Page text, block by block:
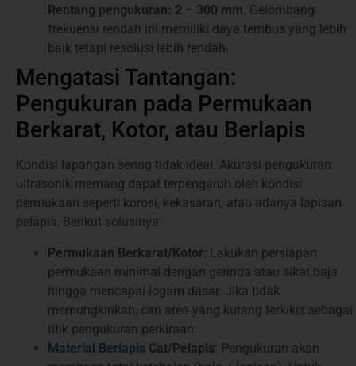
Rentang pengukuran: 2 – 300 mm. Gelombang
frekuensi rendah ini memiliki daya tembus yang lebih
baik tetapi resolusi lebih rendah.
Mengatasi Tantangan:
Pengukuran pada Permukaan
Berkarat, Kotor, atau Berlapis
Kondisi lapangan sering tidak ideal. Akurasi pengukuran
ultrasonik memang dapat terpengaruh oleh kondisi
permukaan seperti korosi, kekasaran, atau adanya lapisan
pelapis. Berikut solusinya:
Permukaan Berkarat/Kotor: Lakukan persiapan
permukaan minimal dengan gerinda atau sikat baja
hingga mencapai logam dasar. Jika tidak
memungkinkan, cari area yang kurang terkikis sebagai
titik pengukuran perkiraan.
Material Berlapis Cat/Pelapis: Pengukuran akan